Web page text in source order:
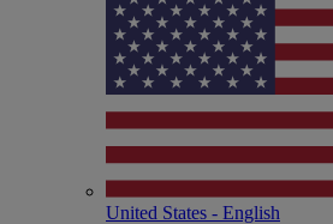
United States - English